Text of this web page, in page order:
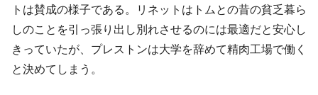
トは賛成の様子である。リネットはトムとの昔の貧乏暮ら
しのことを引っ張り出し別れさせるのには最適だと安心し
きっていたが、プレストンは大学を辞めて精肉工場で働く
と決めてしまう。